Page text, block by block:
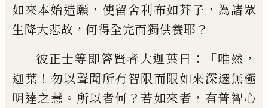
如來本始造願 ， 使留舍利布如芥子 ， 為諸眾
生降大悲故 ， 何得全完而獨供養耶 ？」
彼正士等即答賢者大迦葉曰 ：「唯然 ，
迦葉 ！ 勿以聲聞所有智限而限如來深邃無極
明達之慧 。 所以者何 ？若如來者 ， 有普智心